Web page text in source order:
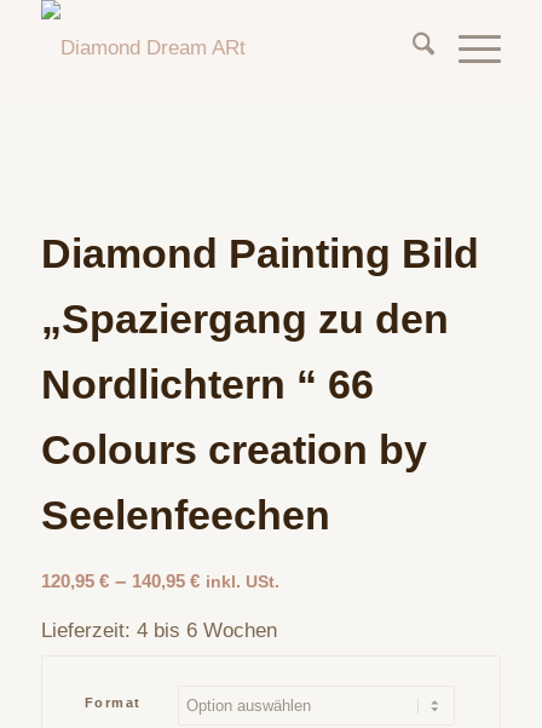
Diamond Painting Bild
„Spaziergang zu den
Nordlichtern “ 66
Colours creation by
Seelenfeechen
120,95 €– 140,95 € inkl. USt.
Lieferzeit: 4 bis 6 Wochen
Format